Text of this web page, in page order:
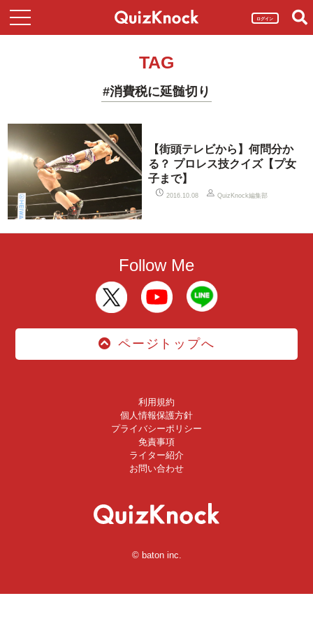
ログイン
TAG
#消費税に延髄切り
【街頭テレビから】何問分か
る？ プロレス技クイズ【プ女
子まで】
2016.10.08 QuizKnock編集部
Follow Me
ページトップへ
利用規約
個人情報保護方針
プライバシーポリシー
免責事項
ライター紹介
お問い合わせ
© baton inc.